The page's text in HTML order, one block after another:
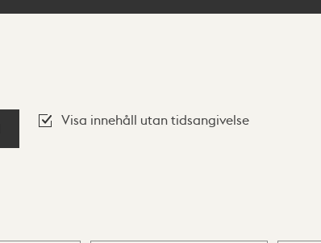
Visa innehåll utan tidsangivelse